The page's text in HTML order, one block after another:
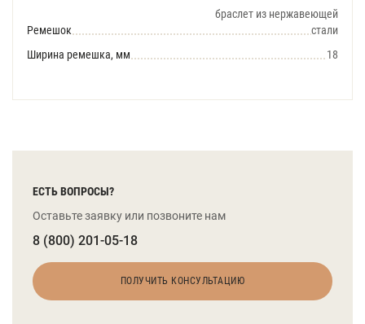
Ремешок
браслет из нержавеющей
стали
Ширина ремешка, мм
18
ЕСТЬ ВОПРОСЫ?
Оставьте заявку или позвоните нам
8 (800) 201-05-18
ПОЛУЧИТЬ КОНСУЛЬТАЦИЮ